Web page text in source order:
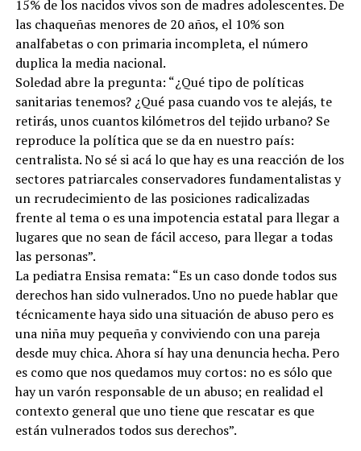
15% de los nacidos vivos son de madres adolescentes. De
las chaqueñas menores de 20 años, el 10% son
analfabetas o con primaria incompleta, el número
duplica la media nacional.
Soledad abre la pregunta: “¿Qué tipo de políticas
sanitarias tenemos? ¿Qué pasa cuando vos te alejás, te
retirás, unos cuantos kilómetros del tejido urbano? Se
reproduce la política que se da en nuestro país:
centralista. No sé si acá lo que hay es una reacción de los
sectores patriarcales conservadores fundamentalistas y
un recrudecimiento de las posiciones radicalizadas
frente al tema o es una impotencia estatal para llegar a
lugares que no sean de fácil acceso, para llegar a todas
las personas”.
La pediatra Ensisa remata: “Es un caso donde todos sus
derechos han sido vulnerados. Uno no puede hablar que
técnicamente haya sido una situación de abuso pero es
una niña muy pequeña y conviviendo con una pareja
desde muy chica. Ahora sí hay una denuncia hecha. Pero
es como que nos quedamos muy cortos: no es sólo que
hay un varón responsable de un abuso; en realidad el
contexto general que uno tiene que rescatar es que
están vulnerados todos sus derechos”.